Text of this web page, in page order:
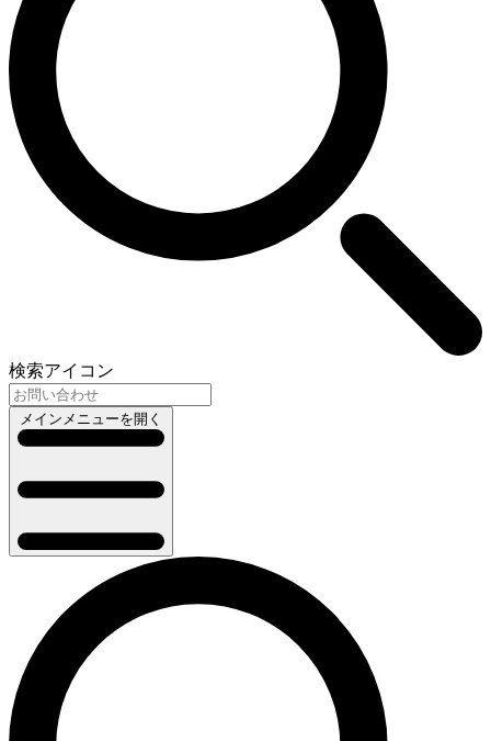
検索アイコン
メインメニューを開く